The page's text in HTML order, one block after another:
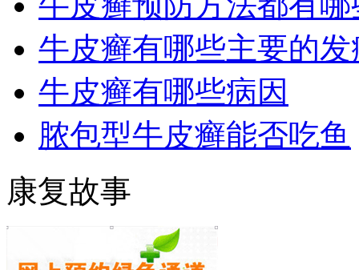
牛皮癣有哪些主要的
牛皮癣有哪些病因
脓包型牛皮癣能否吃鱼
康复故事